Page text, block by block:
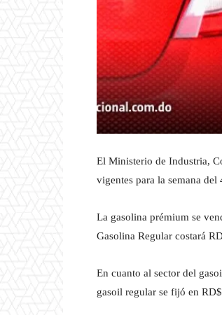
El Ministerio de Industria,
vigentes para la semana
La gasolina prémium se
Gasolina Regular costará
En cuanto al sector del
gasoil regular se fijó en